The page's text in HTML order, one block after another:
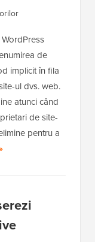
de
implicit în fila
ul dvs. web.
atunci când
de site-
pentru a